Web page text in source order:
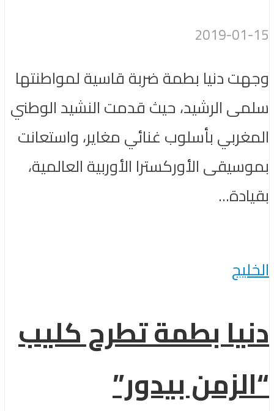
2019-01-15
وجهت دنيا بطمة ضربة قاسية لمواطنتها
سلمى الرشيد، حيث قدمت النشيد الوطني
المغربي بأسلوب غنائي مغاير، واستعانت
بموسيقى الأوركسترا الأوربية العالمية،
بقيادة...
الخليج
دنيا بطمة تطرح كليب
“الزمن بيدور”